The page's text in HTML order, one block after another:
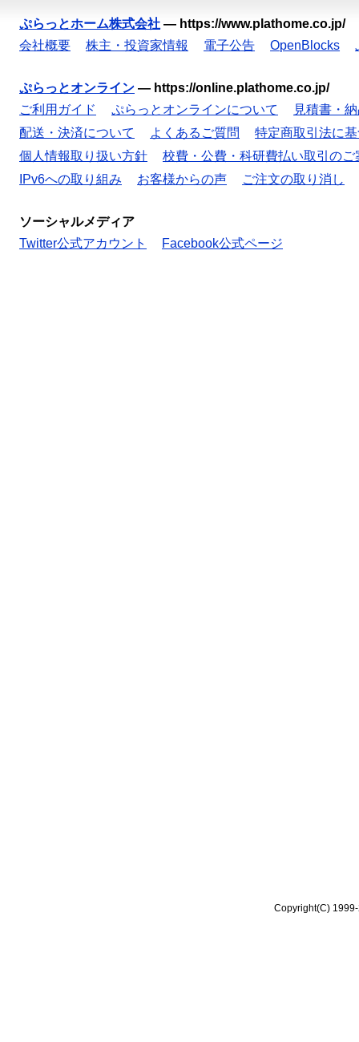
ぷらっとホーム株式会社 — https://www.plathome.co.jp/
会社概要
株主・投資家情報 電子公告 OpenBlocks
ぷらっとオンライン — https://online.plathome.co.jp/
ご利用ガイド
ぷらっとオンラインについて
見積書・
配送・決済について
よくあるご質問
特定商取引法に
個人情報取り扱い方針
校費・公費・科研費払い取引のご
IPv6への取り組み
お客様からの声 ご注文の取り消し
ソーシャルメディア
Twitter公式アカウント
Facebook公式ページ
Copyright(C)